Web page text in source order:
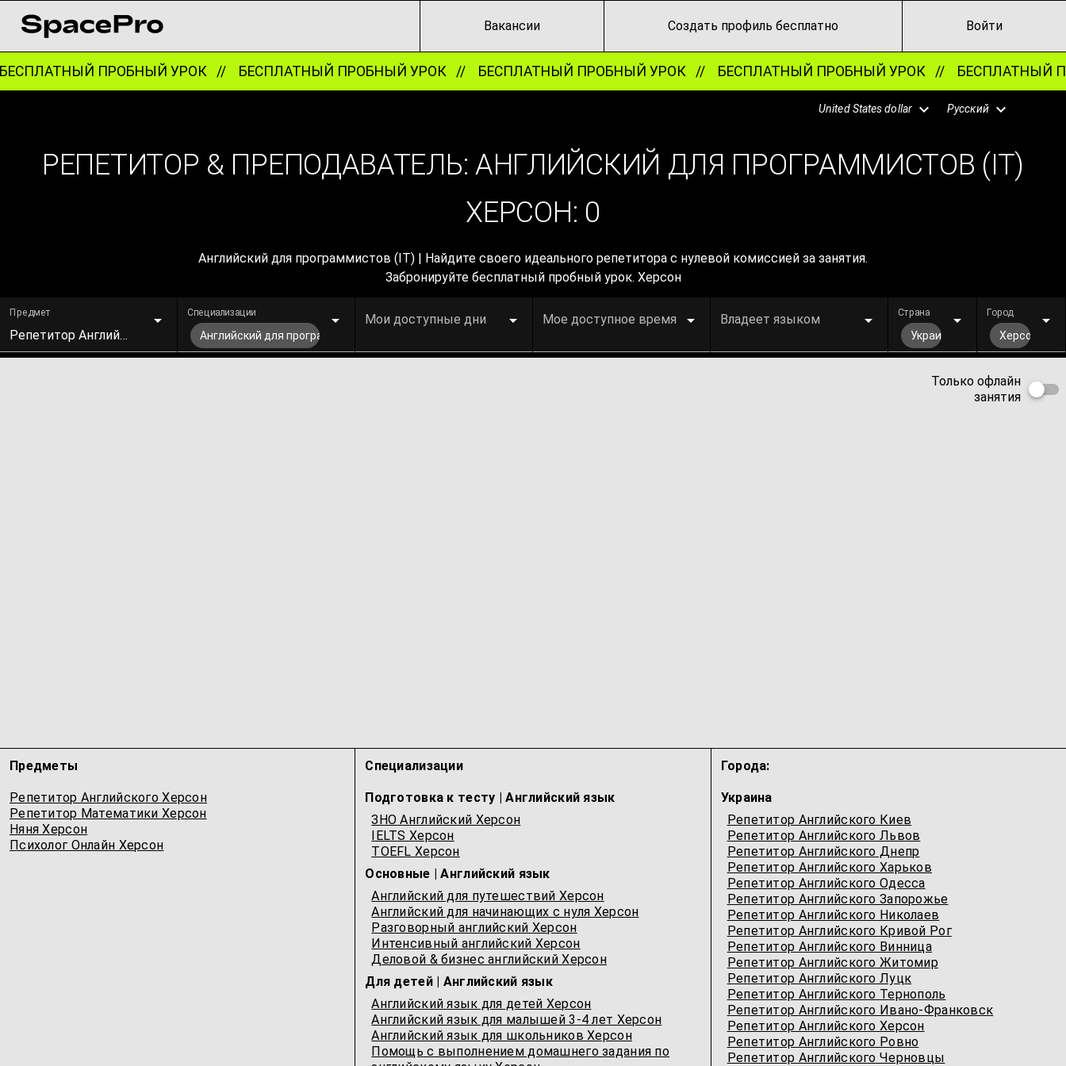
Вакансии Создать профиль бесплатно Войти
ПРОБНЫЙ УРОК //БЕСПЛАТНЫЙ ПРОБНЫЙ УРОК //БЕСПЛАТНЫЙ ПРОБНЫЙ УРОК //БЕСПЛАТНЫЙ ПРОБНЫЙ УРОК //БЕСПЛАТНЫЙ
United States dollar Русский
РЕПЕТИТОР & ПРЕПОДАВАТЕЛЬ: АНГЛИЙСКИЙ ДЛЯ ПРОГРАММИСТОВ (IT)
ХЕРСОН: 0
Английский для программистов (IT) | Найдите своего идеального репетитора с нулевой комиссией за занятия.
Забронируйте бесплатный пробный урок. Херсон
Предмет
Репетитор Английского
Специализации
Английский для программистов (IT)
Мои доступные дни Мое доступное время Владеет языком Страна
Украина
Город
Херсон
Только офлайн
занятия
Предметы
Репетитор Английского Херсон
Репетитор Математики Херсон
Няня Херсон
Психолог Онлайн Херсон
Специализации
Подготовка к тесту | Английский язык
ЗНО Английский Херсон
IELTS Херсон
TOEFL Херсон
Основные | Английский язык
Английский для путешествий Херсон
Английский для начинающих с нуля Херсон
Разговорный английский Херсон
Интенсивный английский Херсон
Деловой & бизнес английский Херсон
Для детей | Английский язык
Английский язык для детей Херсон
Английский язык для малышей 3-4 лет Херсон
Английский язык для школьников Херсон
Помощь с выполнением домашнего задания по
Города:
Украина
Репетитор Английского Киев
Репетитор Английского Львов
Репетитор Английского Днепр
Репетитор Английского Харьков
Репетитор Английского Одесcа
Репетитор Английского Запорожье
Репетитор Английского Николаев
Репетитор Английского Кривой Рог
Репетитор Английского Винница
Репетитор Английского Житомир
Репетитор Английского Луцк
Репетитор Английского Тернополь
Репетитор Английского Ивано-Франковск
Репетитор Английского Херсон
Репетитор Английского Ровно
Репетитор Английского Черновцы